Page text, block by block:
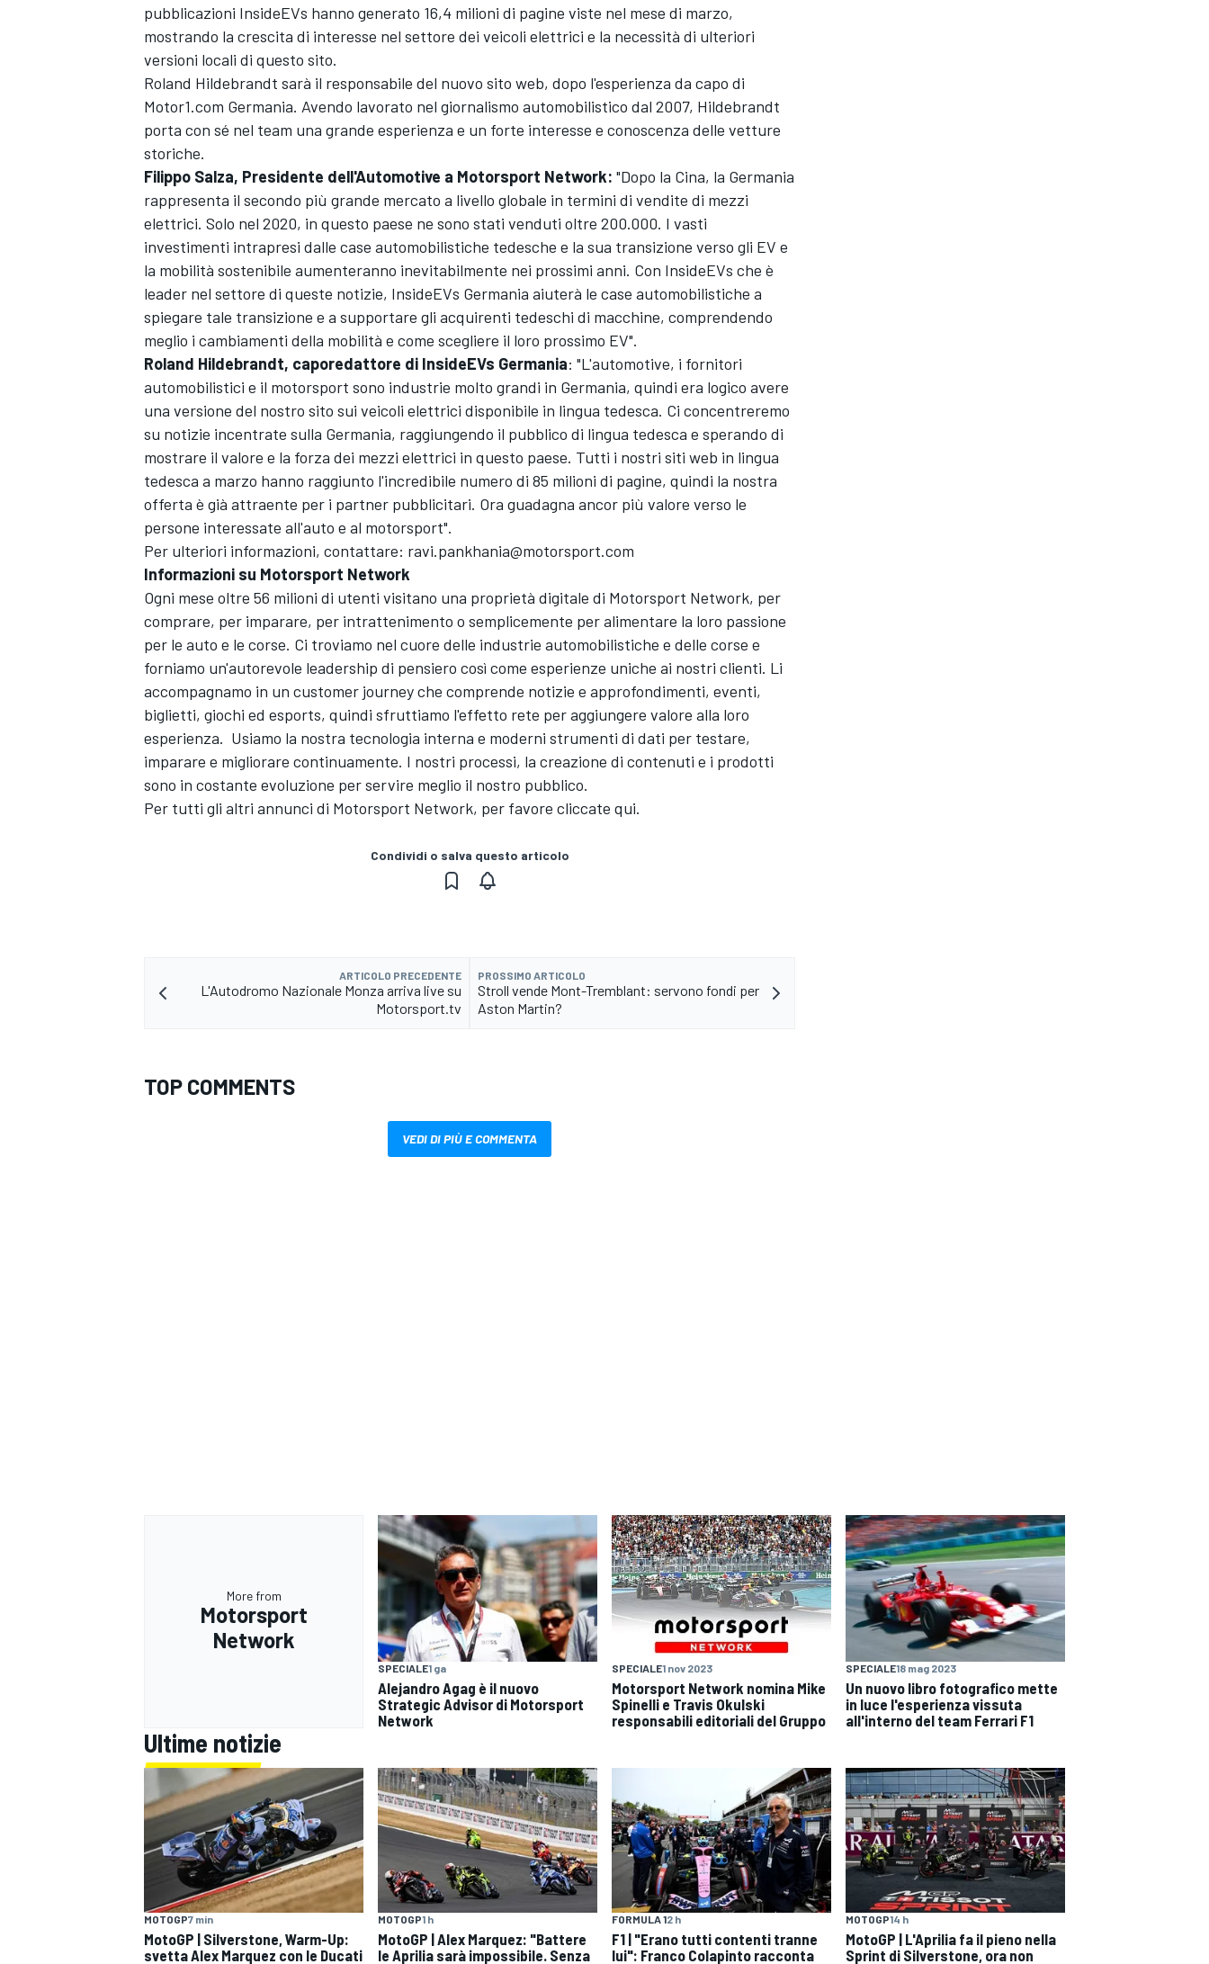
ENDURANCE/GT
MONOMARCA
pubblicazioni InsideEVs hanno generato 16,4 milioni di pagine viste nel mese di marzo,
mostrando la crescita di interesse nel settore dei veicoli elettrici e la necessità di ulteriori
versioni locali di questo sito.
Roland Hildebrandt sarà il responsabile del nuovo sito web, dopo l'esperienza da capo di
Motor1.com Germania. Avendo lavorato nel giornalismo automobilistico dal 2007, Hildebrandt
porta con sé nel team una grande esperienza e un forte interesse e conoscenza delle vetture
storiche.
Filippo Salza, Presidente dell'Automotive a Motorsport Network: "Dopo la Cina, la Germania
rappresenta il secondo più grande mercato a livello globale in termini di vendite di mezzi
elettrici. Solo nel 2020, in questo paese ne sono stati venduti oltre 200.000. I vasti
investimenti intrapresi dalle case automobilistiche tedesche e la sua transizione verso gli EV e
la mobilità sostenibile aumenteranno inevitabilmente nei prossimi anni. Con InsideEVs che è
leader nel settore di queste notizie, InsideEVs Germania aiuterà le case automobilistiche a
spiegare tale transizione e a supportare gli acquirenti tedeschi di macchine, comprendendo
meglio i cambiamenti della mobilità e come scegliere il loro prossimo EV".
Roland Hildebrandt, caporedattore di InsideEVs Germania: "L'automotive, i fornitori
automobilistici e il motorsport sono industrie molto grandi in Germania, quindi era logico avere
una versione del nostro sito sui veicoli elettrici disponibile in lingua tedesca. Ci concentreremo
su notizie incentrate sulla Germania, raggiungendo il pubblico di lingua tedesca e sperando di
mostrare il valore e la forza dei mezzi elettrici in questo paese. Tutti i nostri siti web in lingua
tedesca a marzo hanno raggiunto l'incredibile numero di 85 milioni di pagine, quindi la nostra
offerta è già attraente per i partner pubblicitari. Ora guadagna ancor più valore verso le
persone interessate all'auto e al motorsport".
Per ulteriori informazioni, contattare: ravi.pankhania@motorsport.com
Informazioni su Motorsport Network
Ogni mese oltre 56 milioni di utenti visitano una proprietà digitale di Motorsport Network, per
comprare, per imparare, per intrattenimento o semplicemente per alimentare la loro passione
per le auto e le corse. Ci troviamo nel cuore delle industrie automobilistiche e delle corse e
forniamo un'autorevole leadership di pensiero così come esperienze uniche ai nostri clienti. Li
accompagnamo in un customer journey che comprende notizie e approfondimenti, eventi,
biglietti, giochi ed esports, quindi sfruttiamo l'effetto rete per aggiungere valore alla loro
esperienza. Usiamo la nostra tecnologia interna e moderni strumenti di dati per testare,
imparare e migliorare continuamente. I nostri processi, la creazione di contenuti e i prodotti
sono in costante evoluzione per servire meglio il nostro pubblico.
Per tutti gli altri annunci di Motorsport Network, per favore cliccate qui.
Condividi o salva questo articolo
ARTICOLO PRECEDENTE
L'Autodromo Nazionale Monza arriva live su
Motorsport.tv
PROSSIMO ARTICOLO
Stroll vende Mont-Tremblant: servono fondi per
Aston Martin?
TOP COMMENTS
VEDI DI PIÙ E COMMENTA
More from
Motorsport
Network
SPECIALE1 ga
Alejandro Agag è il nuovo
Strategic Advisor di Motorsport
Network
SPECIALE1 nov 2023
Motorsport Network nomina Mike
Spinelli e Travis Okulski
responsabili editoriali del Gruppo
SPECIALE18 mag 2023
Un nuovo libro fotografico mette
in luce l'esperienza vissuta
all'interno del team Ferrari F1
Ultime notizie
MOTOGP7 min
MotoGP | Silverstone, Warm-Up:
svetta Alex Marquez con le Ducati
MOTOGP1 h
MotoGP | Alex Marquez: "Battere
le Aprilia sarà impossibile. Senza
FORMULA 12 h
F1 | "Erano tutti contenti tranne
lui": Franco Colapinto racconta
MOTOGP14 h
MotoGP | L'Aprilia fa il pieno nella
Sprint di Silverstone, ora non